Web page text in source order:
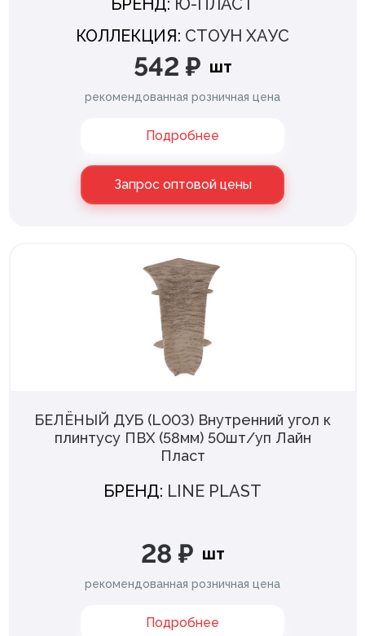
БРЕНД: Ю-ПЛАСТ
КОЛЛЕКЦИЯ: СТОУН ХАУС
542 ₽ шт
рекомендованная розничная цена
Подробнее
Запрос оптовой цены
БЕЛЁНЫЙ ДУБ (L003) Внутренний угол к
плинтусу ПВХ (58мм) 50шт/уп Лайн
Пласт
БРЕНД: LINE PLAST
28 ₽ шт
рекомендованная розничная цена
Подробнее